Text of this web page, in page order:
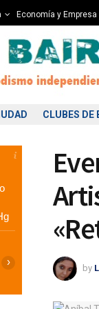
Economía y Empresa
CLUBES DE
by
05:00
13°C
›